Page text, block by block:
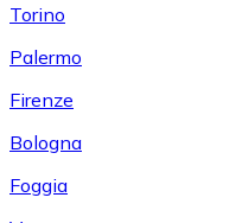
Torino
Palermo
Firenze
Bologna
Foggia